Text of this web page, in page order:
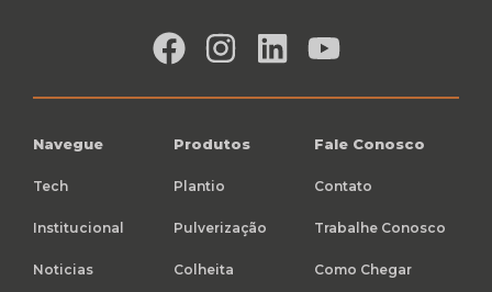
Navegue
Tech
Institucional
Noticias
Produtos
Plantio
Pulverização
Colheita
Fale Conosco
Contato
Trabalhe Conosco
Como Chegar